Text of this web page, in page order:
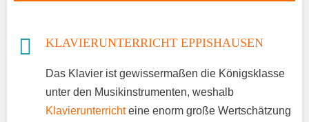
KLAVIERUNTERRICHT EPPISHAUSEN
Das Klavier ist gewissermaßen die Königsklasse
unter den Musikinstrumenten, weshalb
Klavierunterrichteine enorm große Wertschätzung